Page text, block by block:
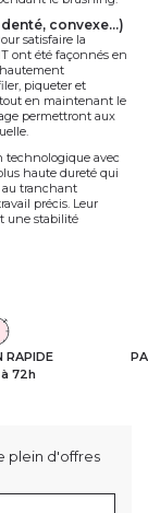
pour cheveux
hydratant bi-phase
lance sa ligne de
de soie hydrate
des cheveux
agit en profondeur
à base de
la chevelure.
professionnelpour
Egalement la
la vapeur en
piqueter et
en maintenant le
permettront aux
précis. Leur
stabilité